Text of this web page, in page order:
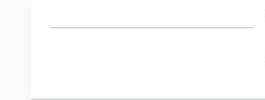
a b e
A Li